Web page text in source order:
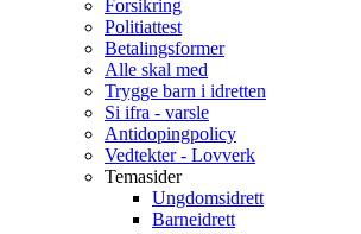
Forsikring
Politiattest
Betalingsformer
Alle skal med
Trygge barn i idretten
Si ifra - varsle
Antidopingpolicy
Vedtekter - Lovverk
Temasider
Ungdomsidrett
Barneidrett